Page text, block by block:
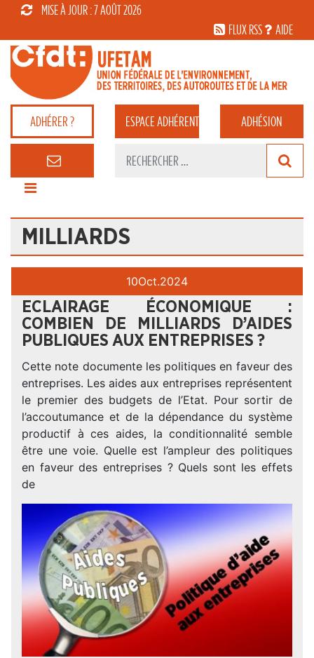
MISE À JOUR : 7 AOÛT 2026
FLUX RSS
AIDE
ADHÉRER ? ESPACEADHÉRENT ADHÉSION
MILLIARDS
10Oct.2024
ECLAIRAGE ÉCONOMIQUE :
COMBIEN DE MILLIARDS D’AIDES
PUBLIQUES AUX ENTREPRISES ?
Cette note documente les politiques en faveur des
entreprises. Les aides aux entreprises représentent
le premier des budgets de l’Etat. Pour sortir de
l’accoutumance et de la dépendance du système
productif à ces aides, la conditionnalité semble
être une voie. Quelle est l’ampleur des politiques
en faveur des entreprises ? Quels sont les effets
de